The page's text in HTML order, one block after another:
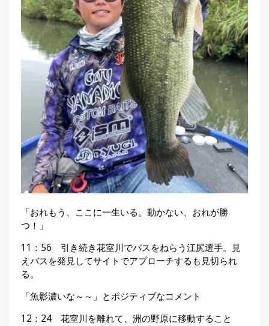
「おれもう、ここに一生いる。動かない、おれが勝
つ！」
11：56 引き続き花室川でバスをねらう江尻選手。見
えバスを発見してサイトでアプローチするも見切られ
る。
「魚影濃いな～～」とポジティブなコメント
12：24 花室川を離れて、洲の野原に移動すること